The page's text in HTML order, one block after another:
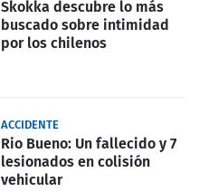
Skokka descubre lo más
buscado sobre intimidad
por los chilenos
ACCIDENTE
Rio Bueno: Un fallecido y 7
lesionados en colisión
vehicular